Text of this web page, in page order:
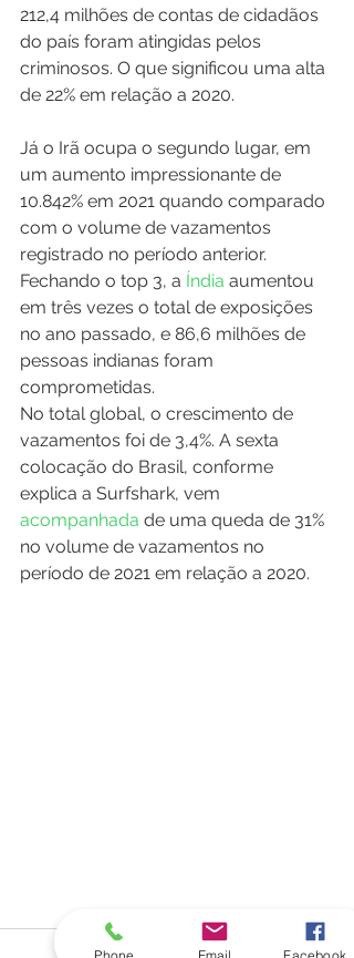
212,4 milhões de contas de cidadãos
do país foram atingidas pelos
criminosos. O que significou uma alta
de 22% em relação a 2020.
Já o Irã ocupa o segundo lugar, em
um aumento impressionante de
10.842% em 2021 quando comparado
com o volume de vazamentos
registrado no período anterior.
Fechando o top 3, a Índia aumentou
em três vezes o total de exposições
no ano passado, e 86,6 milhões de
pessoas indianas foram
comprometidas.
No total global, o crescimento de
vazamentos foi de 3,4%. A sexta
colocação do Brasil, conforme
explica a Surfshark, vem
acompanhada de uma queda de 31%
no volume de vazamentos no
período de 2021 em relação a 2020.
Phone Email Facebook